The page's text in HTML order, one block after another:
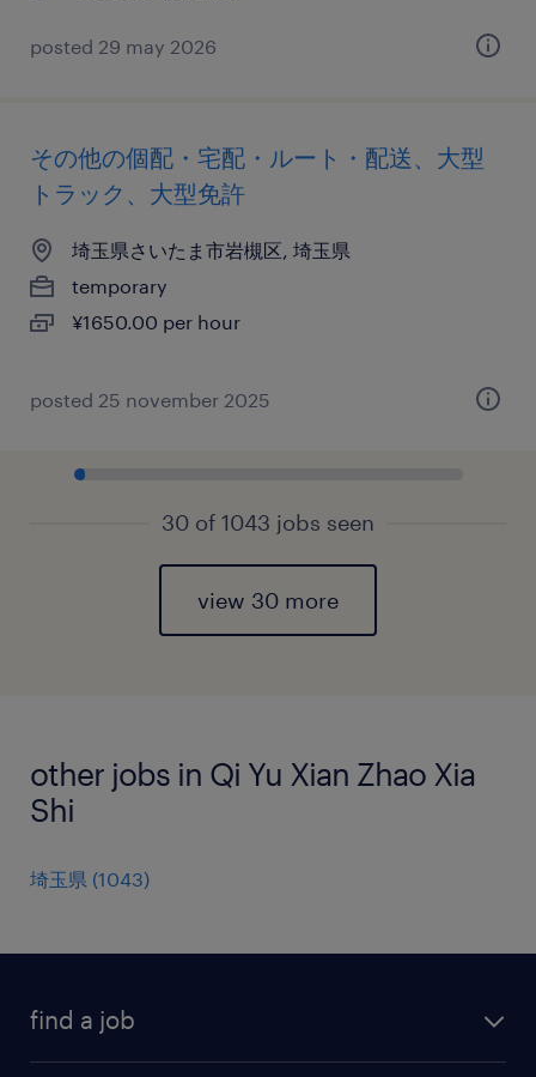
posted 29 may 2026
その他の個配・宅配・ルート・配送、大型
トラック、大型免許
埼玉県さいたま市岩槻区, 埼玉県
temporary
¥1650.00 per hour
posted 25 november 2025
30 of 1043 jobs seen
view 30 more
other jobs in Qi Yu Xian Zhao Xia
Shi
埼玉県 (1043)
find a job